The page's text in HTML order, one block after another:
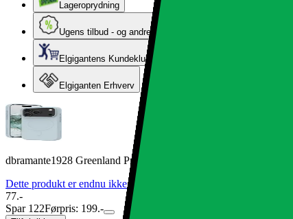
Lageroprydning
Ugens tilbud - og andre gode priser
Elgigantens Kundeklub
Elgiganten Erhverv
dbramante1928 Greenland Pro MS cover til iPhone Pro 17 (glacier)
Dette produkt er endnu ikke blevet bedømt.
77.-
Spar 122Førpris: 199.-